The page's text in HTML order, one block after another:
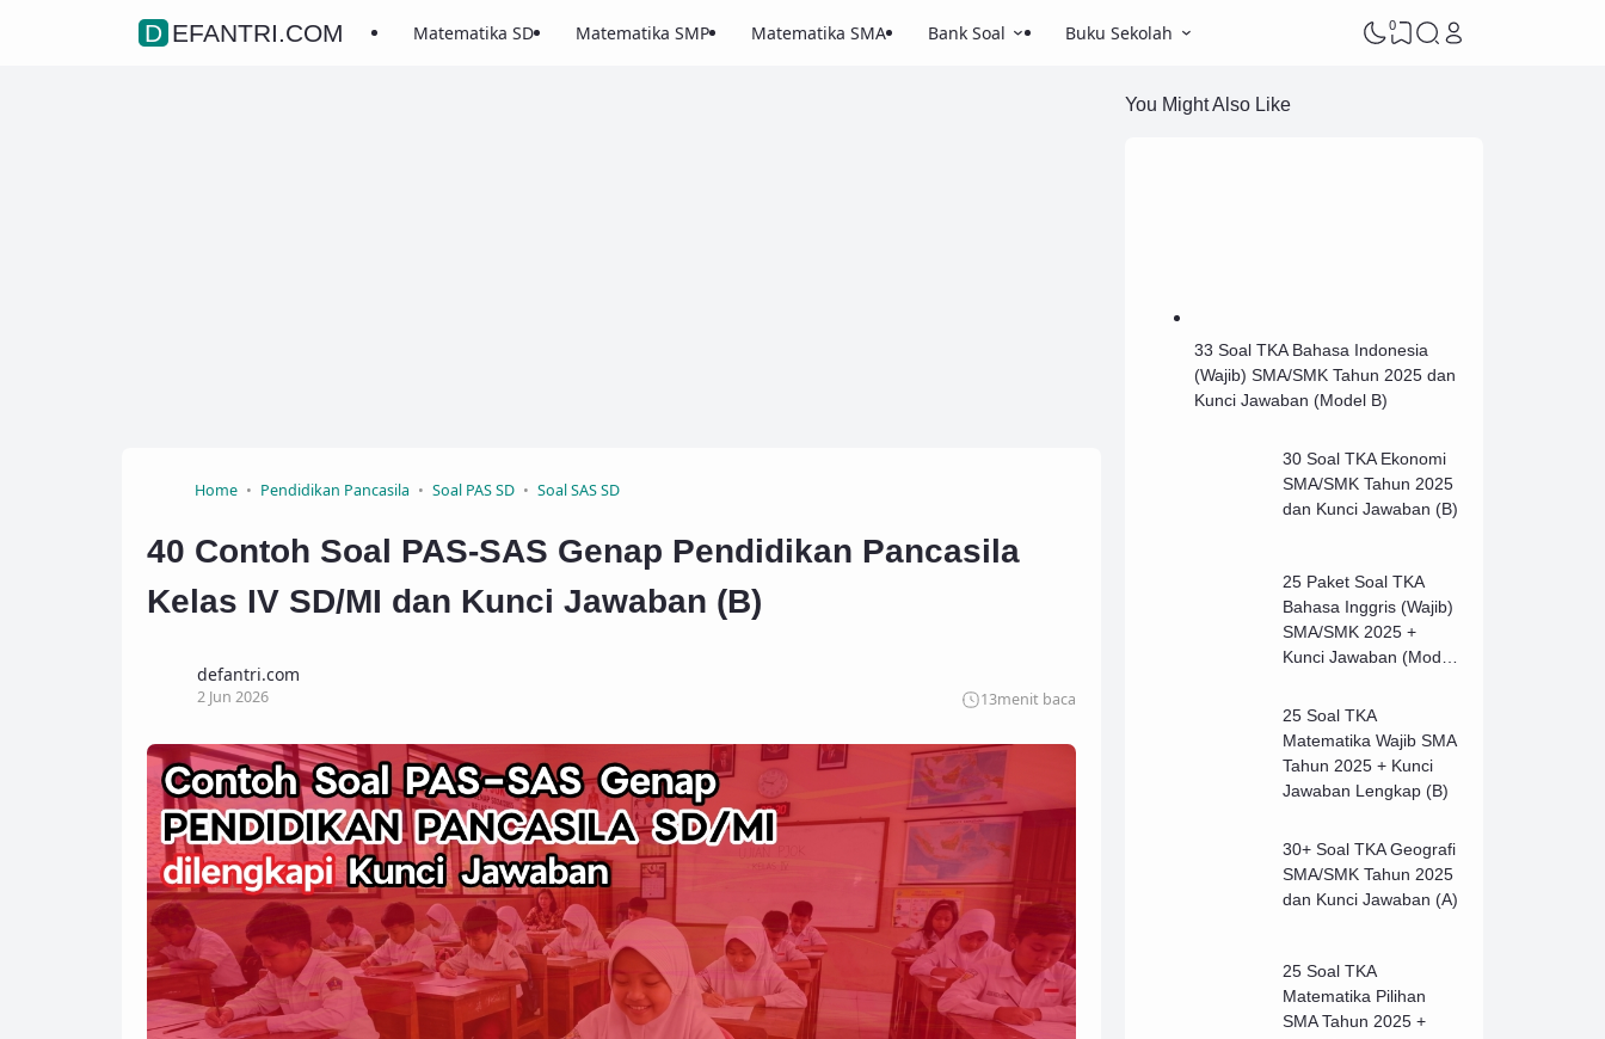
DEFANTRI.COM Matematika SD Matematika SMP Matematika SMA Bank Soal Buku Sekolah 0
Home Pendidikan Pancasila Soal PAS SD Soal SAS SD
40 Contoh Soal PAS-SAS Genap Pendidikan Pancasila
Kelas IV SD/MI dan Kunci Jawaban (B)
defantri.com
2 Jun 2026 13menit baca
You Might Also Like
33 Soal TKA Bahasa Indonesia
(Wajib) SMA/SMK Tahun 2025 dan
Kunci Jawaban (Model B)
30 Soal TKA Ekonomi
SMA/SMK Tahun 2025
dan Kunci Jawaban (B)
25 Paket Soal TKA
Bahasa Inggris (Wajib)
SMA/SMK 2025 +
Kunci Jawaban (Model
25 Soal TKA
Matematika Wajib SMA
Tahun 2025 + Kunci
Jawaban Lengkap (B)
30+ Soal TKA Geografi
SMA/SMK Tahun 2025
dan Kunci Jawaban (A)
25 Soal TKA
Matematika Pilihan
SMA Tahun 2025 +